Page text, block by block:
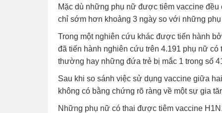
Mặc dù những phụ nữ được tiêm vaccine
chỉ sớm hơn khoảng 3 ngày so với những
Trong một nghiên cứu khác được tiến hành
đã tiến hành nghiên cứu trên 4.191 phụ nữ
thường hay những đứa trẻ bị mắc 1 trong số
Sau khi so sánh việc sử dụng vaccine giữa
không có bằng chứng rõ ràng về một sự gia
Những phụ nữ có thai được tiêm vaccine